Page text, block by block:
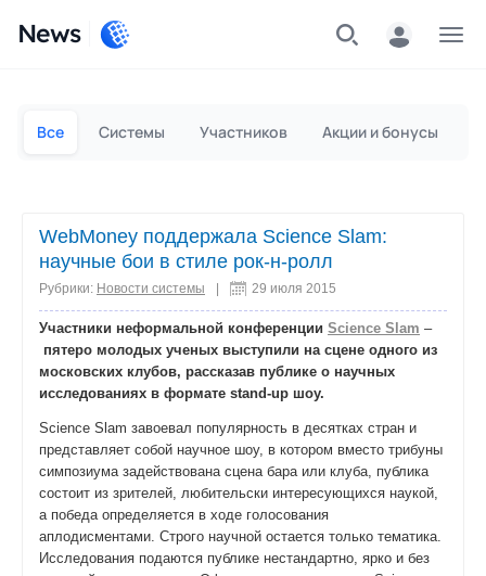
News
Все Системы Участников Акции и бонусы
WebMoney поддержала Science Slam:
научные бои в стиле рок-н-ролл
Рубрики: Новости системы 29 июля 2015
Участники неформальной конференции Science Slam –
пятеро молодых ученых выступили на сцене одного из
московских клубов, рассказав публике о научных
исследованиях в формате stand-up шоу.
Science Slam завоевал популярность в десятках стран и
представляет собой научное шоу, в котором вместо трибуны
симпозиума задействована сцена бара или клуба, публика
состоит из зрителей, любительски интересующихся наукой,
а победа определяется в ходе голосования
аплодисментами. Строго научной остается только тематика.
Исследования подаются публике нестандартно, ярко и без